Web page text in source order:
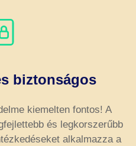
biztonságos
kiemelten fontos! A
és legkorszerűbb
alkalmazza a